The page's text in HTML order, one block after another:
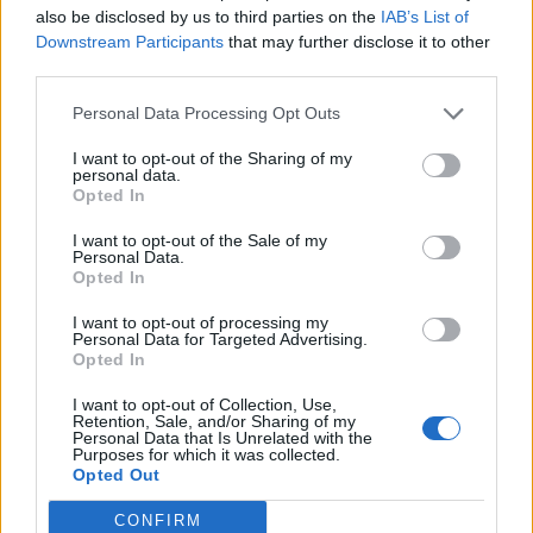
also be disclosed by us to third parties on the IAB’s List of
Downstream Participants that may further disclose it to other
Personal Data Processing Opt Outs
I want to opt-out of the Sharing of my
personal data.
Opted In
I want to opt-out of the Sale of my
Personal Data.
Opted In
I want to opt-out of processing my
Personal Data for Targeted Advertising.
Opted In
I want to opt-out of Collection, Use,
Retention, Sale, and/or Sharing of my
Personal Data that Is Unrelated with the
Purposes for which it was collected.
Opted Out
CONFIRM
Conectar con Google
Las empresas que hayan conseguido la condición departner
tendrán acceso a
Cómo registrarse en
Google Partners?
registrarte en Google Partnerspodrás crear para tí un
perfil individual con tu cuenta de adwords
tu empresa con una cuenta de administrador de Adwords
Es muy importante vincular tu perfil de Partners al de tu